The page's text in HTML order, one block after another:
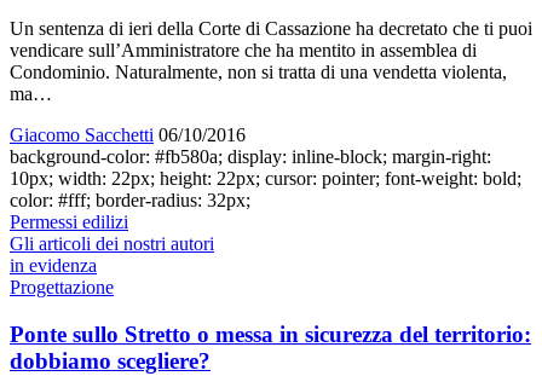
Un sentenza di ieri della Corte di Cassazione ha decretato che ti puoi
vendicare sull’Amministratore che ha mentito in assemblea di
Condominio. Naturalmente, non si tratta di una vendetta violenta,
ma…
Giacomo Sacchetti 06/10/2016
background-color: #fb580a; display: inline-block; margin-right:
10px; width: 22px; height: 22px; cursor: pointer; font-weight: bold;
color: #fff; border-radius: 32px;
Permessi edilizi
Gli articoli dei nostri autori
in evidenza
Progettazione
Ponte sullo Stretto o messa in sicurezza del territorio:
dobbiamo scegliere?